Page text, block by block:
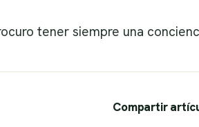
tener siempre una
Compartir